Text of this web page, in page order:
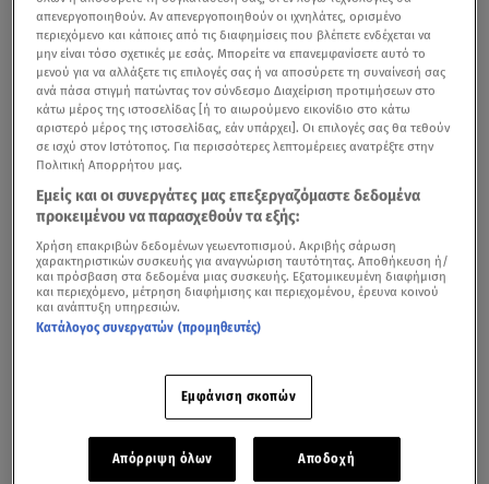
απενεργοποιηθούν. Αν απενεργοποιηθούν οι ιχνηλάτες, ορισμένο
περιεχόμενο και κάποιες από τις διαφημίσεις που βλέπετε ενδέχεται να
μην είναι τόσο σχετικές με εσάς. Μπορείτε να επανεμφανίσετε αυτό το
μενού για να αλλάξετε τις επιλογές σας ή να αποσύρετε τη συναίνεσή σας
ανά πάσα στιγμή πατώντας τον σύνδεσμο Διαχείριση προτιμήσεων στο
κάτω μέρος της ιστοσελίδας [ή το αιωρούμενο εικονίδιο στο κάτω
αριστερό μέρος της ιστοσελίδας, εάν υπάρχει]. Οι επιλογές σας θα τεθούν
σε ισχύ στον Ιστότοπος. Για περισσότερες λεπτομέρειες ανατρέξτε στην
Πολιτική Απορρήτου μας.
Εμείς και οι συνεργάτες μας επεξεργαζόμαστε δεδομένα
προκειμένου να παρασχεθούν τα εξής:
Χρήση επακριβών δεδομένων γεωεντοπισμού. Ακριβής σάρωση
χαρακτηριστικών συσκευής για αναγνώριση ταυτότητας. Αποθήκευση ή/
και πρόσβαση στα δεδομένα μιας συσκευής. Εξατομικευμένη διαφήμιση
και περιεχόμενο, μέτρηση διαφήμισης και περιεχομένου, έρευνα κοινού
και ανάπτυξη υπηρεσιών.
Κατάλογος συνεργατών (προμηθευτές)
Εμφάνιση σκοπών
Απόρριψη όλων Αποδοχή